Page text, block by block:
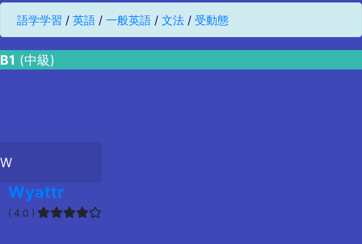
語学学習 / 英語 / 一般英語 / 文法 / 受動態
B1 (中級)
W
Wyattr
( 4.0 )